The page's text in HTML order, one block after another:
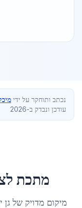
נכתב ותוחקר על ידי
עודכן ונבדק ב-2026
מתכת
מיקום מדויק של גן